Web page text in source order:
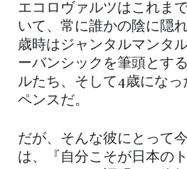
エコロヴァルツはこれま
いて、常に誰かの陰に隠
歳時はジャンタルマンタ
ーバンシックを筆頭とす
ルたち、そして4歳になっ
ペンスだ。
だが、そんな彼にとって
は、『自分こそが日本の